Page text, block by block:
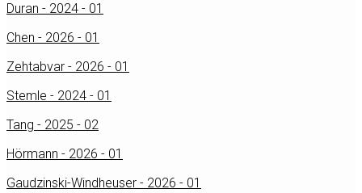
Duran - 2024 - 01
Chen - 2026 - 01
Zehtabvar - 2026 - 01
Stemle - 2024 - 01
Tang - 2025 - 02
Hörmann - 2026 - 01
Gaudzinski-Windheuser - 2026 - 01